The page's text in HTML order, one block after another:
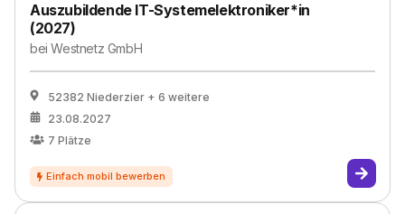
Auszubildende IT-Systemelektroniker*in
(2027)
beiWestnetz GmbH
52382 Niederzier + 6 weitere
23.08.2027
7 Plätze